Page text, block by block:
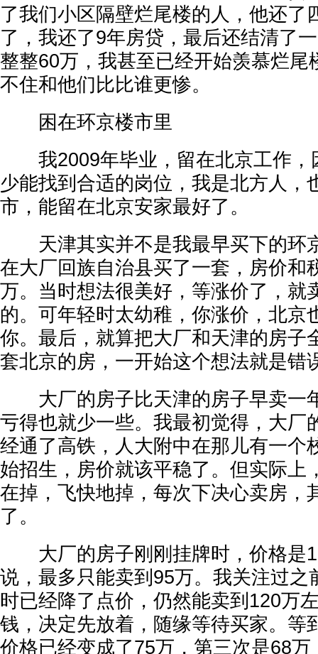
了我们小区隔壁烂尾楼的人，他还了
了，我还了9年房贷，最后还结清了
整整60万，我甚至已经开始羡慕烂尾
不住和他们比比谁更惨。
困在环京楼市里
我2009年毕业，留在北京工作，
少能找到合适的岗位，我是北方人，
市，能留在北京安家最好了。
天津其实并不是我最早买下的环
在大厂回族自治县买了一套，房价和
万。当时想法很美好，等涨价了，就
的。可年轻时太幼稚，你涨价，北京
你。最后，就算把大厂和天津的房子
套北京的房，一开始这个想法就是错
大厂的房子比天津的房子早卖一
亏得也就少一些。我最初觉得，大厂
经通了高铁，人大附中在那儿有一个
始招生，房价就该平稳了。但实际上
在掉，飞快地掉，每次下决心卖房，
了。
大厂的房子刚刚挂牌时，价格是
说，最多只能卖到95万。我关注过之
时已经降了点价，仍然能卖到120万
钱，决定先放着，随缘等待买家。等
价格已经变成了75万，第三次是68